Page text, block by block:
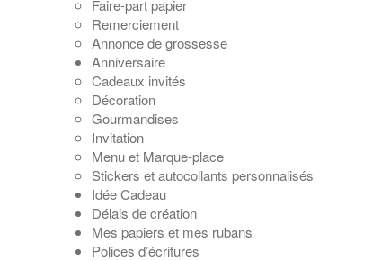
Faire-part papier
Remerciement
Annonce de grossesse
Anniversaire
Cadeaux invités
Décoration
Gourmandises
Invitation
Menu et Marque-place
Stickers et autocollants personnalisés
Idée Cadeau
Délais de création
Mes papiers et mes rubans
Polices d’écritures